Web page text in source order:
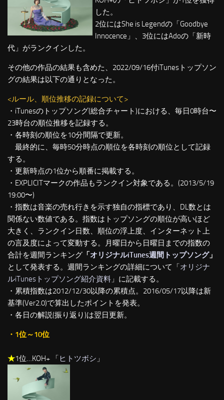
した。
2位にはShe is Legendの「Goodbye
Innocence」、3位にはAdoの「新時
代」がランクインした。
その他の作品の結果も含めた、2022/09/16付iTunesトップソン
グの結果は以下の通りとなった。
<ルール、順位推移の記録について>
・iTunesのトップソング(総合チャート)における、毎日0時台〜
23時台の順位推移を記録する。
・各時刻の順位を10分間隔で更新。
最終的に、毎時50分時点の順位を各時刻の順位として記録
する。
・更新時点の1位から順番に掲載する。
・EXPLICITマークの作品もランクイン対象である。(2013/5/19
19:00〜)
・指数は音楽の売れ行きを示す独自の指標であり、DL数とは
関係ない数値である。指数はトップソングの順位が高いほど
大きく、ランクイン日数、順位の浮上度、インターネット上
の言及度によって変動する。月曜日から日曜日までの指数の
合計を週間ランキング 「オリジナルiTunes週間トップソング」
として発表する。週間ランキングの詳細について「オリジナ
ルiTunesトップソング紹介資料 」に記載する。
・累積指数は2012/12/30以降の累積点。2016/05/17以降は新
基準(Ver2.0)で算出したポイントを発表。
・各日の解説(振り返り)は翌日更新。
・1位～10位
★1位…KOH+ 「 ヒトツボシ 」